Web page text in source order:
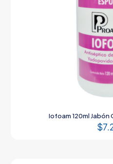
Iofoam 120ml Jabón
$